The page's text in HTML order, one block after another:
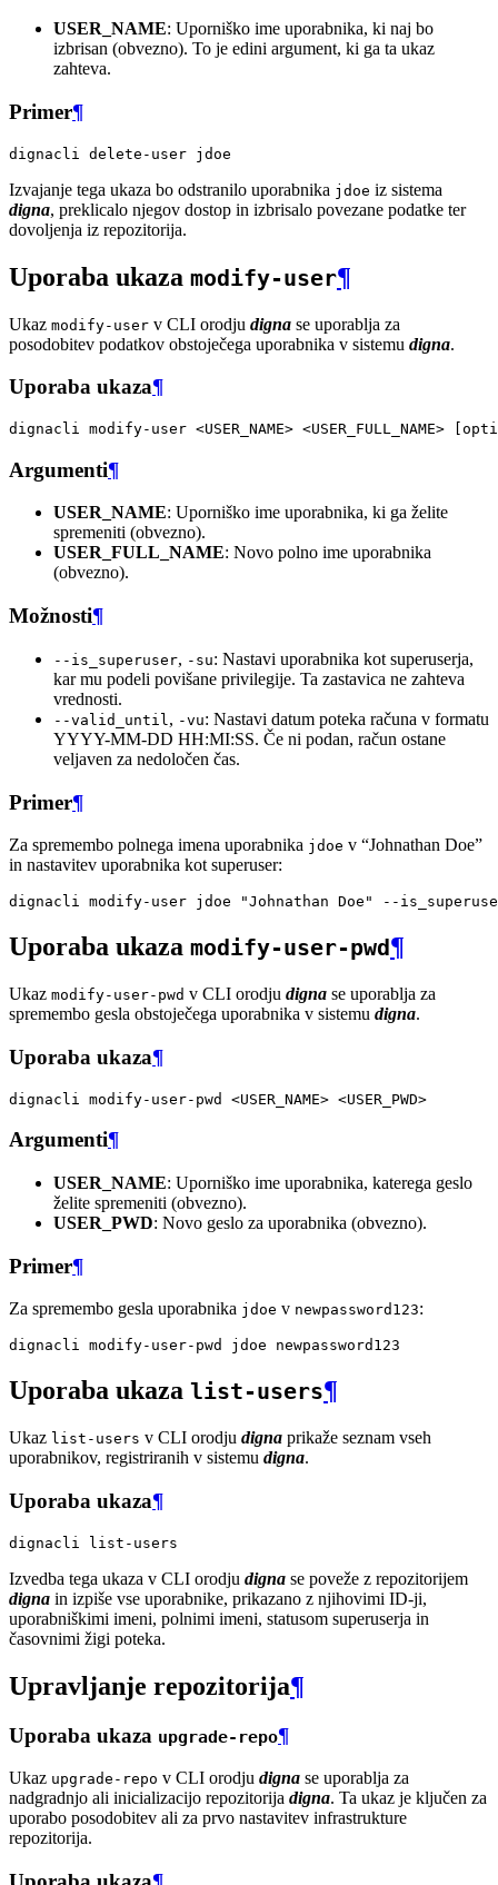
USER_NAME: Uporniško ime uporabnika, ki naj bo
izbrisan (obvezno). To je edini argument, ki ga ta ukaz
zahteva.
Primer¶
dignacli delete-user
Izvajanje tega ukaza bo odstranilo uporabnika jdoe iz sistema
digna, preklicalo njegov dostop in izbrisalo povezane podatke ter
dovoljenja iz repozitorija.
Uporaba ukaza modify-user¶
Ukaz modify-user v CLI orodju digna se uporablja za
posodobitev podatkov obstoječega uporabnika v sistemu digna.
Uporaba ukaza¶
dignacli modify-user <USER_NAME> <USER_FULL_NAME>
Argumenti¶
USER_NAME: Uporniško ime uporabnika, ki ga želite
spremeniti (obvezno).
USER_FULL_NAME: Novo polno ime uporabnika
(obvezno).
Možnosti¶
--is_superuser, -su: Nastavi uporabnika kot superuserja,
kar mu podeli povišane privilegije. Ta zastavica ne zahteva
vrednosti.
--valid_until , -vu: Nastavi datum poteka računa v formatu
YYYY-MM-DD HH:MI:SS. Če ni podan, račun ostane
veljaven za nedoločen čas.
Primer¶
Za spremembo polnega imena uporabnika jdoe v “Johnathan Doe”
in nastavitev uporabnika kot superuser:
dignacli modify-user jdoe "Johnathan Doe"
Uporaba ukaza modify-user-pwd ¶
Ukaz modify-user-pwd v CLI orodju digna se uporablja za
spremembo gesla obstoječega uporabnika v sistemu digna.
Uporaba ukaza¶
dignacli modify-user-pwd <USER_NAME>
Argumenti¶
USER_NAME: Uporniško ime uporabnika, katerega geslo
želite spremeniti (obvezno).
USER_PWD: Novo geslo za uporabnika (obvezno).
Primer¶
Za spremembo gesla uporabnika jdoe v newpassword123:
dignacli modify-user-pwd jdoe
Uporaba ukaza list-users¶
Ukaz list-users v CLI orodju digna prikaže seznam vseh
uporabnikov, registriranih v sistemu digna.
Uporaba ukaza¶
dignacli
Izvedba tega ukaza v CLI orodju digna se poveže z repozitorijem
digna in izpiše vse uporabnike, prikazano z njihovimi ID-ji,
uporabniškimi imeni, polnimi imeni, statusom superuserja in
časovnimi žigi poteka.
Upravljanje repozitorija¶
Uporaba ukaza upgrade-repo¶
Ukaz upgrade-repo v CLI orodju digna se uporablja za
nadgradnjo ali inicializacijo repozitorija digna. Ta ukaz je ključen za
uporabo posodobitev ali za prvo nastavitev infrastrukture
repozitorija.